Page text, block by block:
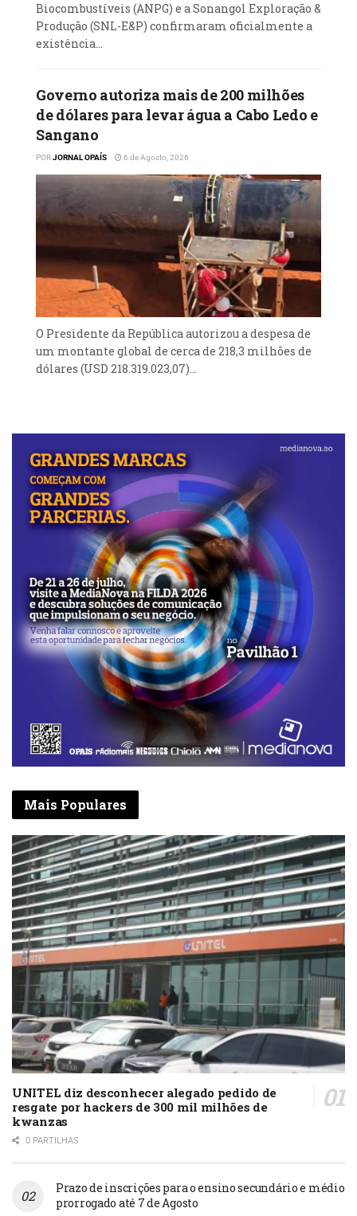
Biocombustíveis (ANPG) e a Sonangol Exploração &
Produção (SNL-E&P) confirmaram oficialmente a
existência...
Governo autoriza mais de 200 milhões
de dólares para levar água a Cabo Ledo e
Sangano
PORJORNAL OPAÍS 6 de Agosto, 2026
O Presidente da República autorizou a despesa de
um montante global de cerca de 218,3 milhões de
dólares (USD 218.319.023,07)...
Mais Populares
UNITEL diz desconhecer alegado pedido de
resgate por hackers de 300 mil milhões de
kwanzas
0 PARTILHAS
Prazo de inscrições para o ensino secundário e médio
prorrogado até 7 de Agosto